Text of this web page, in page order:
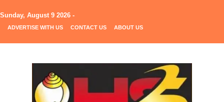
Sunday, August 9 2026 -
ADVERTISE WITH US CONTACT US ABOUT US